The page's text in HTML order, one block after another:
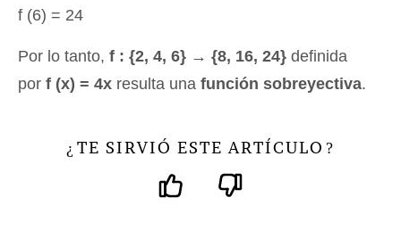
f (6) = 24
Por lo tanto, f : {2, 4, 6} → {8, 16, 24} definida
por f (x) = 4x resulta una función sobreyectiva.
¿ TE SIRVIÓ ESTE ARTÍCULO ?